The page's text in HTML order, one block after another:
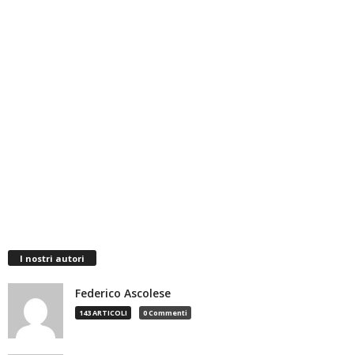
I nostri autori
Federico Ascolese
143 ARTICOLI 0 Commenti